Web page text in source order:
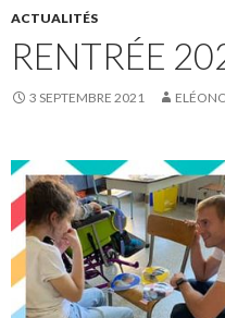
ACTUALITÉS
RENTRÉE
3 SEPTEMBRE 2021